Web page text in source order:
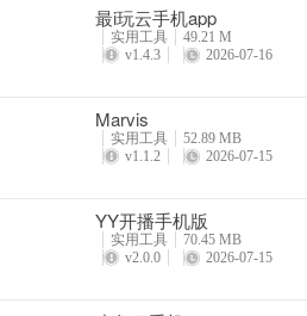
最i玩云手机app
实用工具
49.21 M
v1.4.3
2026-07-16
Marvis
实用工具
52.89 MB
v1.1.2
2026-07-15
YY开播手机版
实用工具
70.45 MB
v2.0.0
2026-07-15